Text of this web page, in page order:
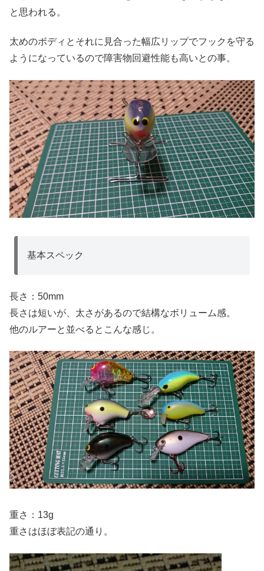
と思われる。
太めのボディとそれに見合った幅広リップでフックを守る
ようになっているので障害物回避性能も高いとの事。
基本スペック
長さ：50mm
長さは短いが、太さがあるので結構なボリューム感。
他のルアーと並べるとこんな感じ。
重さ：13g
重さはほぼ表記の通り。